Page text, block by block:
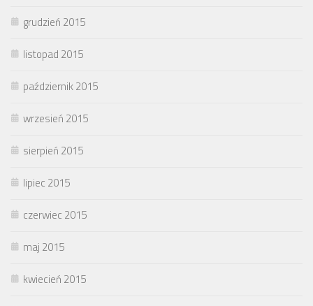
grudzień 2015
listopad 2015
październik 2015
wrzesień 2015
sierpień 2015
lipiec 2015
czerwiec 2015
maj 2015
kwiecień 2015